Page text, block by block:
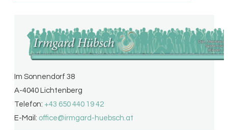
Im Sonnendorf 38
A-4040 Lichtenberg
Telefon: +43 650 440 19 42
E-Mail: office@irmgard-huebsch.at